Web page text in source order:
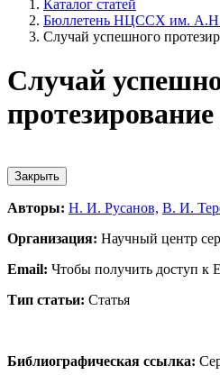
Каталог статей
Бюллетень НЦССХ им. А.Н.
Случай успешного
Случай
Закрыть
Авторы: Н. И. Русанов, В. И.
Организация: Научный центр
Email: Чтобы получить доступ к
Тип статьи: Статья
Библиографическая ссылка: